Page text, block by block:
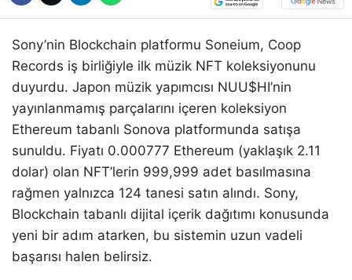
Sony’nin Blockchain platformu Soneium, Coop
Records iş birliğiyle ilk müzik NFT koleksiyonunu
duyurdu. Japon müzik yapımcısı NUU$HI’nin
yayınlanmamış parçalarını içeren koleksiyon
Ethereum tabanlı Sonova platformunda satışa
sunuldu. Fiyatı 0.000777 Ethereum (yaklaşık 2.11
dolar) olan NFT’lerin 999,999 adet basılmasına
rağmen yalnızca 124 tanesi satın alındı. Sony,
Blockchain tabanlı dijital içerik dağıtımı konusunda
yeni bir adım atarken, bu sistemin uzun vadeli
başarısı halen belirsiz.